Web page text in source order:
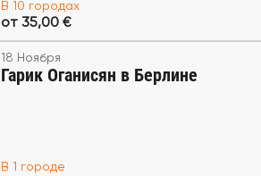
В 10 городах
от 35,00 €
18 Ноября
Гарик Оганисян в Берлине
В 1 городе